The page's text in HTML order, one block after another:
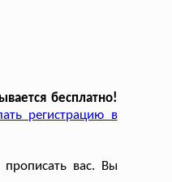
бесплатно!
регистрацию в
вас. Вы